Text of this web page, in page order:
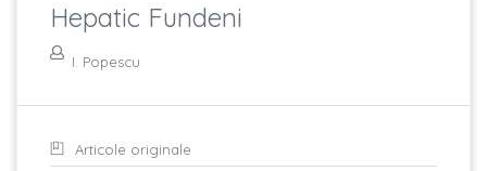
Hepatic Fundeni
I. Popescu
Articole originale